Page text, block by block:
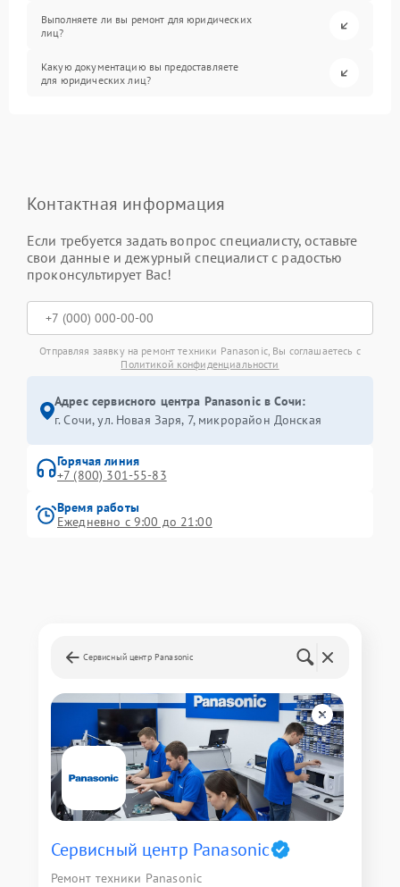
Выполняете ли вы ремонт для юридических
лиц?
Какую документацию вы предоставляете
для юридических лиц?
Контактная информация
Если требуется задать вопрос специалисту, оставьте
свои данные и дежурный специалист с радостью
проконсультирует Вас!
Отправляя заявку на ремонт техники Panasonic, Вы соглашаетесь с
Политикой конфиденциальности
Адрес сервисного центра Panasonic в Сочи:
г. Сочи, ул. Новая Заря, 7, микрорайон Донская
Горячая линия
+7 (800) 301-55-83
Время работы
Ежедневно с 9:00 до 21:00
Сервисный центр Panasonic
Сервисный центр Panasonic
Ремонт техники Panasonic